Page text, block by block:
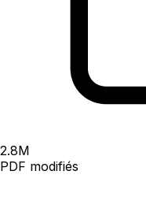
2.8M
PDF modifiés